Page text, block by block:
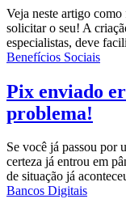
Veja neste artigo
solicitar o seu! A
especialistas, deve
Benefícios Sociais
Pix enviado
problema!
Se você já passou por
certeza já entrou em
de situação já
Bancos Digitais